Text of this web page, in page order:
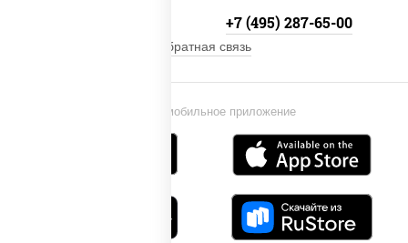
Установи мобильное приложение
+7 (495) 287-65-00
Обратная связь